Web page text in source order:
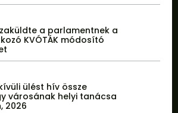
a parlamentnek a
KVÓTÁK módosító
ülést hív össze
városának helyi tanácsa
2026